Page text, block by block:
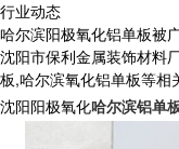
行业动态
哈尔滨阳极氧化铝单板被
沈阳市保利金属装饰材料
板,哈尔滨氧化铝单板等相
沈阳阳极氧化哈尔滨铝单